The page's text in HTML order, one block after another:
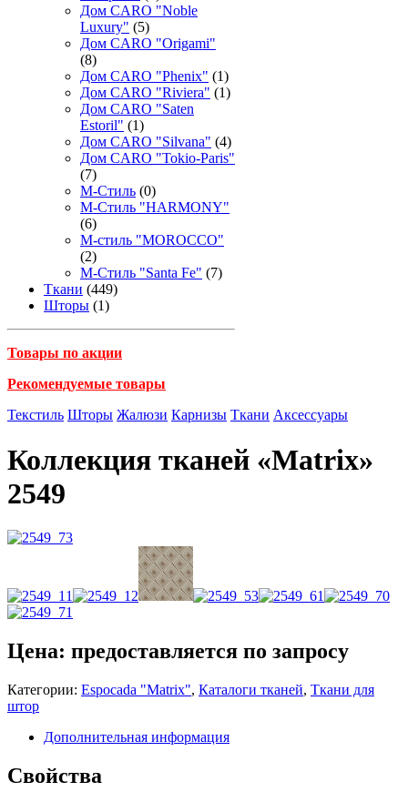
Дом CARO "Noble
Luxury" (5)
Дом CARO "Origami"
(8)
Дом CARO "Phenix" (1)
Дом CARO "Riviera" (1)
Дом CARO "Saten
Estoril" (1)
Дом CARO "Silvana" (4)
Дом CARO "Tokio-Paris"
(7)
М-Стиль (0)
М-Стиль "HARMONY"
(6)
М-стиль "MOROCCO"
(2)
М-Стиль "Santa Fe" (7)
Ткани (449)
Шторы (1)
Товары по акции
Рекомендуемые товары
Текстиль Шторы Жалюзи Карнизы Ткани Аксессуары
Коллекция тканей «Matrix»
2549
Цена: предоставляется по запросу
Категории: Espocada "Matrix", Каталоги тканей, Ткани для
штор
Дополнительная информация
Свойства